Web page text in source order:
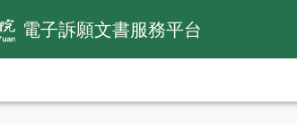
電子訴願文書服務平台